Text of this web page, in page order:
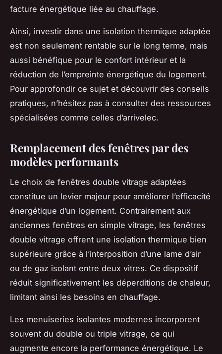
facture énergétique liée au chauffage.
Ainsi, investir dans une isolation thermique adaptée
est non seulement rentable sur le long terme, mais
aussi bénéfique pour le confort intérieur et la
réduction de l’empreinte énergétique du logement.
Pour approfondir ce sujet et découvrir des conseils
pratiques, n’hésitez pas à consulter des ressources
spécialisées comme celles d’arrivelec.
Remplacement des fenêtres par des
modèles performants
Le choix de fenêtres double vitrage adaptées
constitue un levier majeur pour améliorer l’efficacité
énergétique d’un logement. Contrairement aux
anciennes fenêtres en simple vitrage, les fenêtres
double vitrage offrent une isolation thermique bien
supérieure grâce à l’interposition d’une lame d’air
ou de gaz isolant entre deux vitres. Ce dispositif
réduit significativement les déperditions de chaleur,
limitant ainsi les besoins en chauffage.
Les menuiseries isolantes modernes incorporent
souvent du double ou triple vitrage, ce qui
augmente encore la performance énergétique. Le